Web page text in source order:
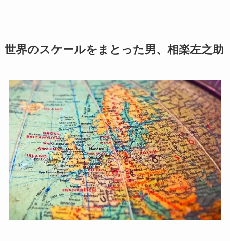
世界のスケールをまとった男、相楽左之助